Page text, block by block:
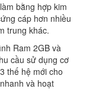
bằng hợp kim
cáp hơn nhiều
trung khác.
Ram 2GB và
cầu sử dụng cơ
thế hệ mới cho
và hoạt